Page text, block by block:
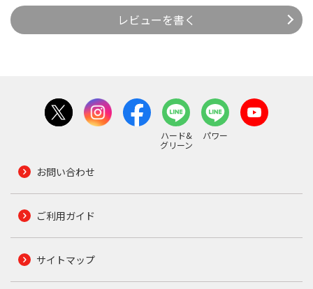
レビューを書く
ハード&
グリーン
パワー
お問い合わせ
ご利用ガイド
サイトマップ